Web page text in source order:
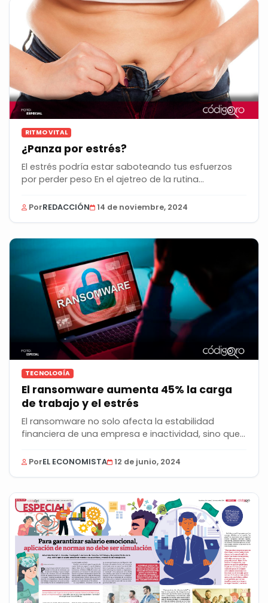
RITMO VITAL
¿Panza por estrés?
El estrés podría estar saboteando tus esfuerzos
por perder peso En el ajetreo de la rutina...
PorREDACCIÓN 14 de noviembre, 2024
TECNOLOGÍA
El ransomware aumenta 45% la carga
de trabajo y el estrés
El ransomware no solo afecta la estabilidad
financiera de una empresa e inactividad, sino que...
PorEL ECONOMISTA 12 de junio, 2024